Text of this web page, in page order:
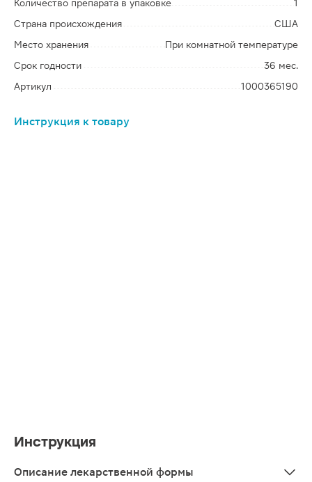
Количество препарата в упаковке
1
Страна происхождения
США
Место хранения
При комнатной температуре
Срок годности
36 мес.
Артикул
1000365190
Инструкция к товару
Инструкция
Описание лекарственной формы